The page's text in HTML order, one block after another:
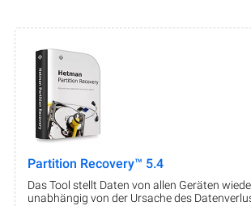
Partition Recovery™ 5.4
Das Tool stellt Daten von allen Geräten
unabhängig von der Ursache des